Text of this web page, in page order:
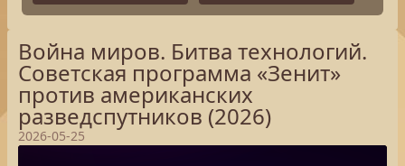
Война миров. Битва технологий.
Советская программа «Зенит»
против американских
разведспутников (2026)
2026-05-25